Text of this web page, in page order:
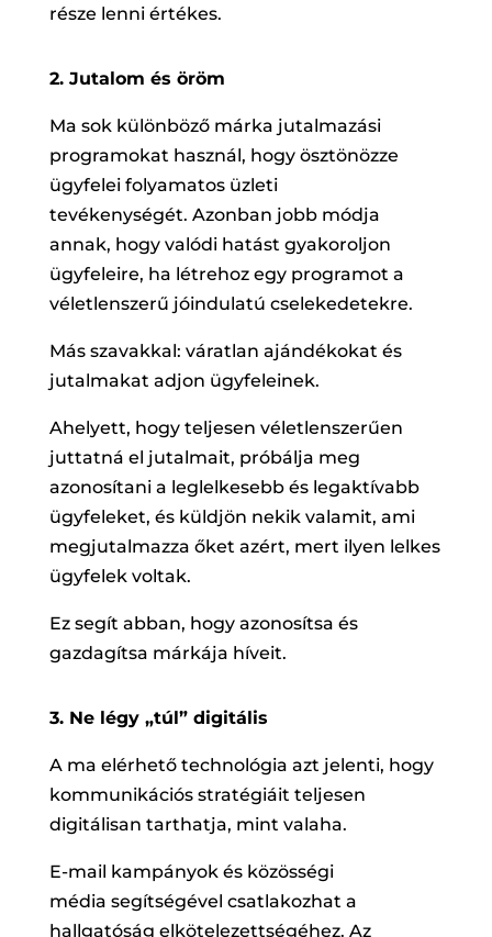
része lenni értékes.
2. Jutalom és öröm
Ma sok különböző márka jutalmazási
programokat használ, hogy ösztönözze
ügyfelei folyamatos üzleti
tevékenységét. Azonban jobb módja
annak, hogy valódi hatást gyakoroljon
ügyfeleire, ha létrehoz egy programot a
véletlenszerű jóindulatú cselekedetekre.
Más szavakkal: váratlan ajándékokat és
jutalmakat adjon ügyfeleinek.
Ahelyett, hogy teljesen véletlenszerűen
juttatná el jutalmait, próbálja meg
azonosítani a leglelkesebb és legaktívabb
ügyfeleket, és küldjön nekik valamit, ami
megjutalmazza őket azért, mert ilyen lelkes
ügyfelek voltak.
Ez segít abban, hogy azonosítsa és
gazdagítsa márkája híveit.
3. Ne légy „túl” digitális
A ma elérhető technológia azt jelenti, hogy
kommunikációs stratégiáit teljesen
digitálisan tarthatja, mint valaha.
E-mail kampányok és közösségi
média segítségével csatlakozhat a
hallgatóság elkötelezettségéhez. Az